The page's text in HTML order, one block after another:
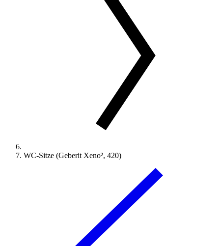
WC-Sitze (Geberit Xeno², 420)